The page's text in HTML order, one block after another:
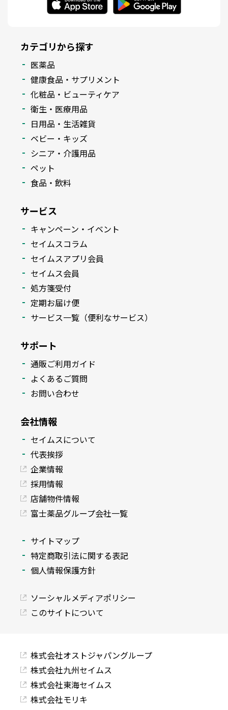
カテゴリから探す
医薬品
健康食品・サプリメント
化粧品・ビューティケア
衛生・医療用品
日用品・生活雑貨
ベビー・キッズ
シニア・介護用品
ペット
食品・飲料
サービス
キャンペーン・イベント
セイムスコラム
セイムスアプリ会員
セイムス会員
処方箋受付
定期お届け便
サービス一覧（便利なサービス）
サポート
通販ご利用ガイド
よくあるご質問
お問い合わせ
会社情報
セイムスについて
代表挨拶
企業情報
採用情報
店舗物件情報
富士薬品グループ会社一覧
サイトマップ
特定商取引法に関する表記
個人情報保護方針
ソーシャルメディアポリシー
このサイトについて
株式会社オストジャパングループ
株式会社九州セイムス
株式会社東海セイムス
株式会社モリキ